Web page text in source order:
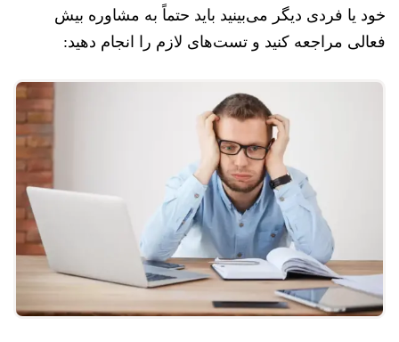
خود یا فردی دیگر می‌بینید باید حتماً به مشاوره بیش
فعالی مراجعه کنید و تست‌های لازم را انجام دهید: